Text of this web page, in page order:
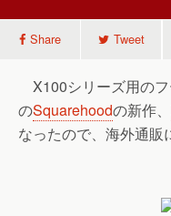
Share Tweet
X100シリーズ用の
のSquarehoodの新作、
なったので、海外通販